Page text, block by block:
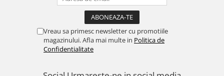
Vreau sa primesc newsletter cu promotiile
magazinului. Afla mai multe in Politica de
Confidentialitate